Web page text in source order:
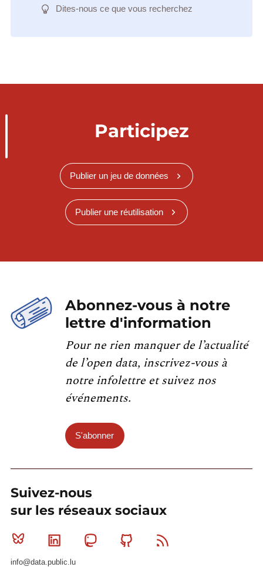
Dites-nous ce que vous recherchez
Participez
Publier un jeu de données
Publier une réutilisation
Abonnez-vous à notre
lettre d'information
Pour ne rien manquer de l’actualité
de l’open data, inscrivez-vous à
notre infolettre et suivez nos
événements.
S'abonner
Suivez-nous
sur les réseaux sociaux
Bluesky Linkedin MastodonGithub
info@data.public.lu